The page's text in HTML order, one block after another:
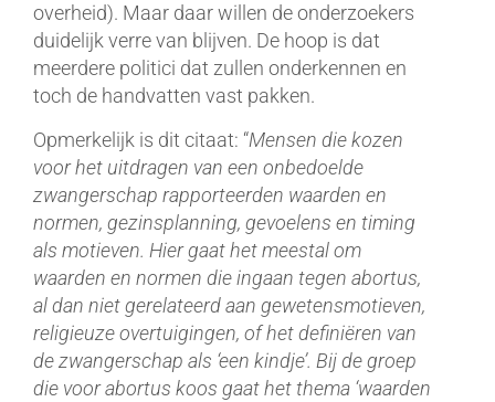
overheid). Maar daar willen de onderzoekers
duidelijk verre van blijven. De hoop is dat
meerdere politici dat zullen onderkennen en
toch de handvatten vast pakken.
Opmerkelijk is dit citaat: “Mensen die kozen
voor het uitdragen van een onbedoelde
zwangerschap rapporteerden waarden en
normen, gezinsplanning, gevoelens en timing
als motieven. Hier gaat het meestal om
waarden en normen die ingaan tegen abortus,
al dan niet gerelateerd aan gewetensmotieven,
religieuze overtuigingen, of het definiëren van
de zwangerschap als ‘een kindje’. Bij de groep
die voor abortus koos gaat het thema ‘waarden